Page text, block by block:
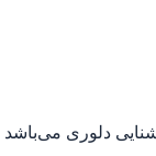
دلوری می‌باشد